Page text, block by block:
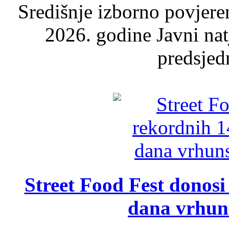
Središnje izborno
2026. godine Javni
Street Food Fest
dana